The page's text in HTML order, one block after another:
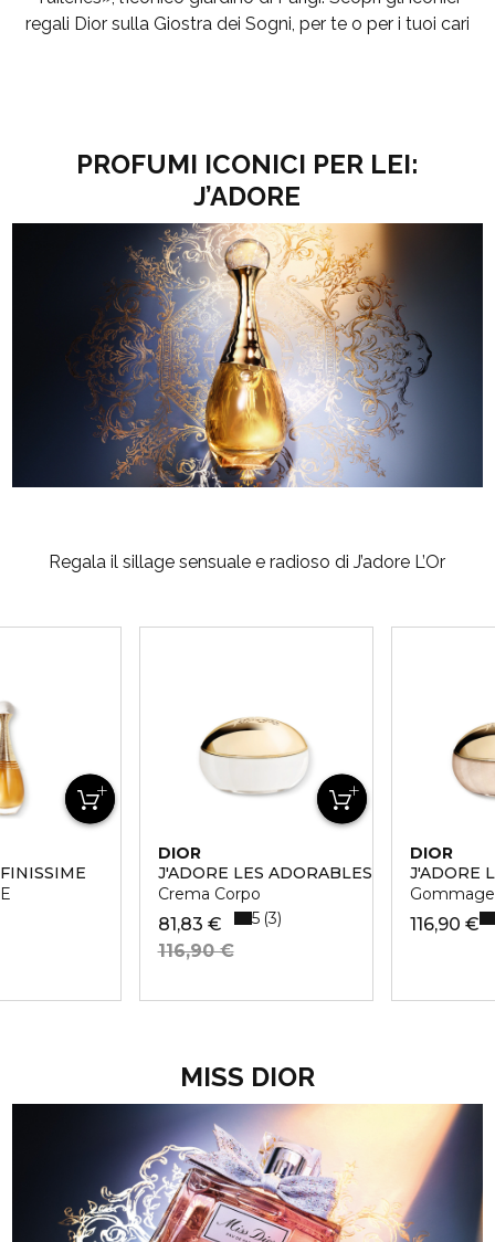
regali Dior sulla Giostra dei Sogni, per te o per i tuoi cari
PROFUMI ICONICI PER LEI:
J’ADORE
Regala il sillage sensuale e radioso di J’adore L’Or
DIOR
J'ADORE LES ADORABLES
Crema Corpo
81,83 €
116,90 €
5 3
DIOR
J'ADORE
116,90 €
MISS DIOR